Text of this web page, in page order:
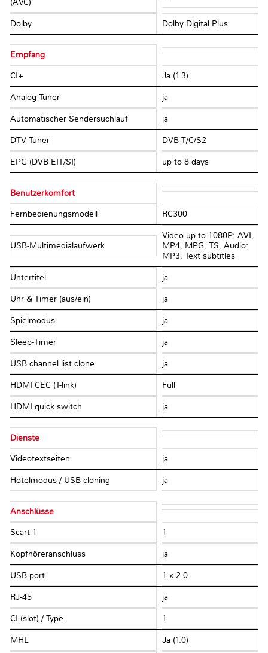
(AVC)
Dolby Dolby Digital Plus
Empfang
CI+ Ja (1.3)
Analog-Tuner ja
Automatischer Sendersuchlauf ja
DTV Tuner DVB-T/C/S2
EPG (DVB EIT/SI) up to 8 days
Benutzerkomfort
Fernbedienungsmodell RC300
USB-Multimedialaufwerk
Video up to 1080P: AVI,
MP4, MPG, TS, Audio:
MP3, Text subtitles
Untertitel ja
Uhr & Timer (aus/ein) ja
Spielmodus ja
Sleep-Timer ja
USB channel list clone ja
HDMI CEC (T-link) Full
HDMI quick switch ja
Dienste
Videotextseiten ja
Hotelmodus / USB cloning ja
Anschlüsse
Scart 1 1
Kopfhöreranschluss ja
USB port 1 x 2.0
RJ-45 ja
CI (slot) / Type 1
MHL Ja (1.0)